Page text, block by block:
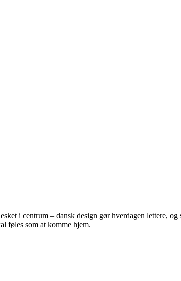
i centrum – dansk design gør hverdagen lettere,
føles som at komme hjem.